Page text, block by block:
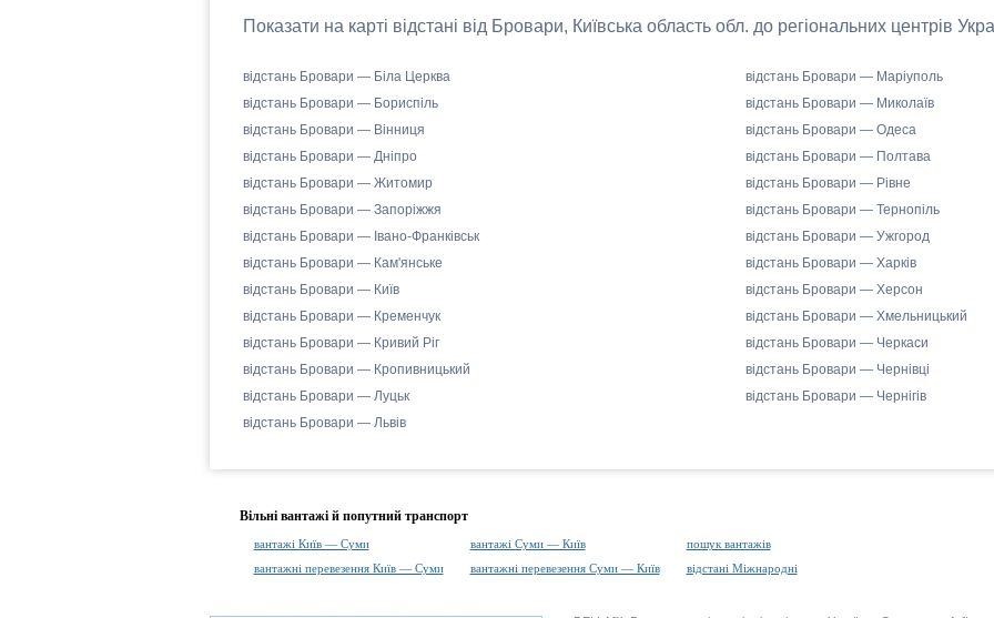
Показати на карті відстані від Бровари, Київська область обл. до регіональних центрів
відстань Бровари — Біла Церква
відстань Бровари — Бориспіль
відстань Бровари — Вінниця
відстань Бровари — Дніпро
відстань Бровари — Житомир
відстань Бровари — Запоріжжя
відстань Бровари — Івано-Франківськ
відстань Бровари — Кам'янське
відстань Бровари — Київ
відстань Бровари — Кременчук
відстань Бровари — Кривий Ріг
відстань Бровари — Кропивницький
відстань Бровари — Луцьк
відстань Бровари — Львів
відстань Бровари — Маріуполь
відстань Бровари — Миколаїв
відстань Бровари — Одеса
відстань Бровари — Полтава
відстань Бровари — Рівне
відстань Бровари — Тернопіль
відстань Бровари — Ужгород
відстань Бровари — Харків
відстань Бровари — Херсон
відстань Бровари — Хмельницький
відстань Бровари — Черкаси
відстань Бровари — Чернівці
відстань Бровари — Чернігів
Вільні вантажі й попутний транспорт
вантажі Київ — Суми вантажі Суми — Київ
пошук вантажів
вантажні перевезення Київ — Суми
вантажні перевезення Суми — Київ відстані Міжнародні